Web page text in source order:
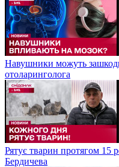
Навушники можуть
отоларинголога
Рятує тварин протягом 15
Бердичева